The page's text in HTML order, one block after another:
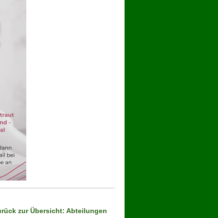
zur Übersicht: Abteilungen